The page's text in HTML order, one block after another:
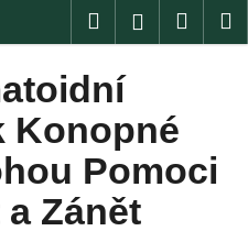
Hledat Přihlášení
Konopné
Pomoci
Zánět